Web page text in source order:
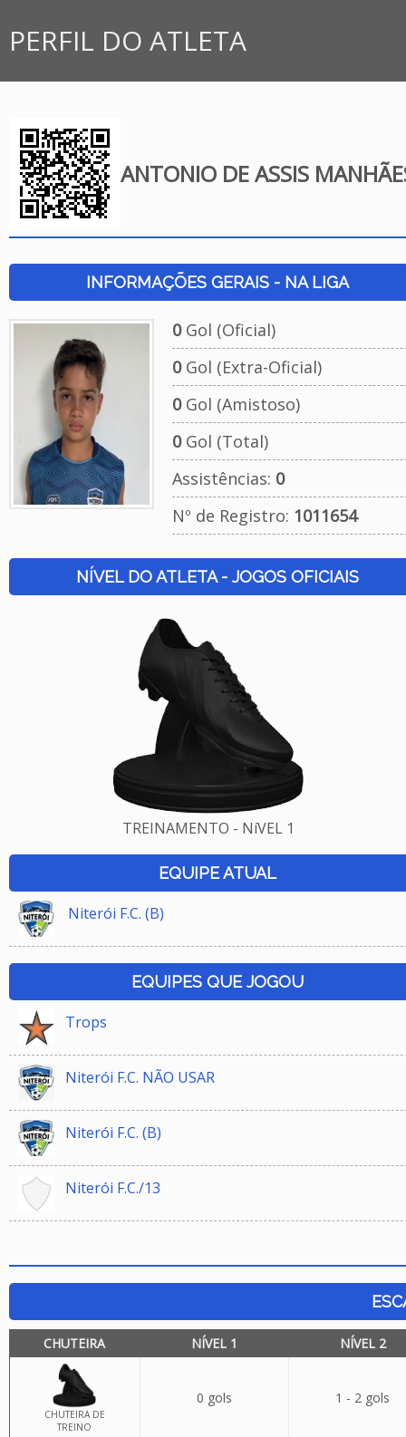
PERFIL DO ATLETA
ANTONIO DE ASSIS
INFORMAÇÕES GERAIS - NA LIGA
0Gol (Oficial)
0Gol (Extra-Oficial)
0Gol (Amistoso)
0Gol (Total)
Assistências: 0
Nº de Registro: 1011654
NÍVEL DO ATLETA - JOGOS OFICIAIS
TREINAMENTO - NíVEL 1
EQUIPE ATUAL
Niterói F.C. (B)
EQUIPES QUE JOGOU
Trops
Niterói F.C. NÃO USAR
Niterói F.C. (B)
Niterói F.C./13
CHUTEIRA NÍVEL 1 NÍVEL 2
CHUTEIRA DE
TREINO
0 gols 1 - 2 gols